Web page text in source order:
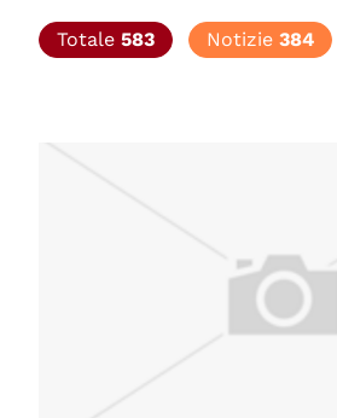
Totale 583 Notizie 384